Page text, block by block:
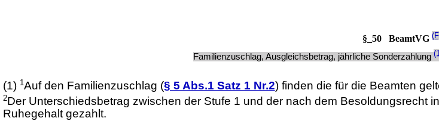
§_50 BeamtVG
Familienzuschlag, Ausgleichsbetrag, jährliche Sonderzahlung
(1) 1Auf den Familienzuschlag (§ 5 Abs.1 Satz 1 Nr.2) finden die für die Beamten
2Der Unterschiedsbetrag zwischen der Stufe 1 und der nach dem Besoldungsrecht
Ruhegehalt gezahlt.